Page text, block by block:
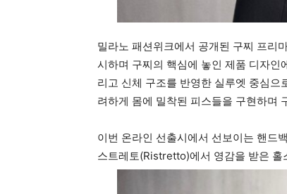
밀라노 패션위크에서 공개된 구찌 프리
시하며 구찌의 핵심에 놓인 제품 디자인
리고 신체 구조를 반영한 실루엣 중심
려하게 몸에 밀착된 피스들을 구현하며
이번 온라인 선출시에서 선보이는 핸드
스트레토(Ristretto)에서 영감을 받은